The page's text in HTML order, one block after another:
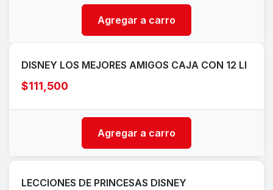
Agregar a carro
DISNEY LOS MEJORES AMIGOS CAJA CON 12 LI
$111,500
Agregar a carro
LECCIONES DE PRINCESAS DISNEY